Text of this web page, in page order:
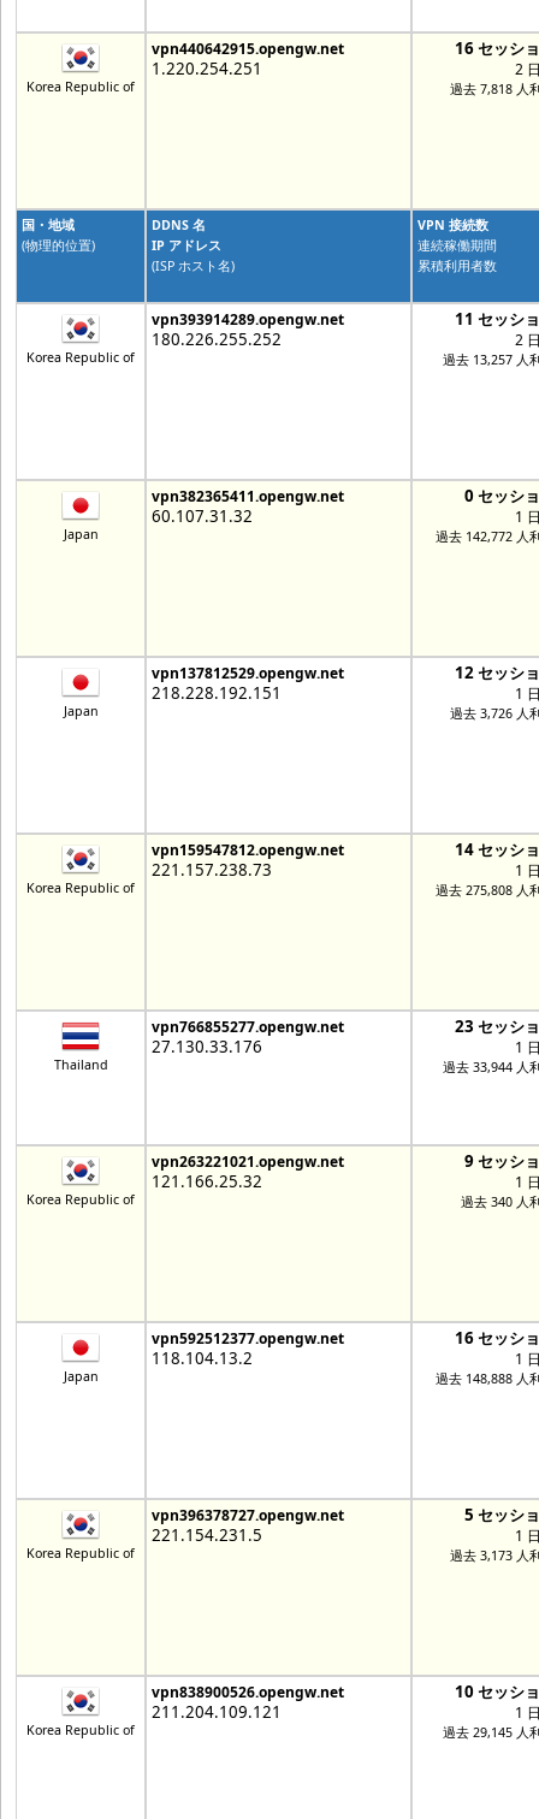
Korea Republic of
vpn440642915.opengw.net
1.220.254.251
16 セッシ
2
過去 7,818 人
国・地域
(物理的位置)
DDNS 名
IP アドレス
(ISP ホスト名)
VPN 接続数
連続稼働期間
累積利用者数
Korea Republic of
vpn393914289.opengw.net
180.226.255.252
11 セッシ
2
過去 13,257 人
Japan
vpn382365411.opengw.net
60.107.31.32
0 セッシ
1
過去 142,772 人
Japan
vpn137812529.opengw.net
218.228.192.151
12 セッシ
1
過去 3,726 人
Korea Republic of
vpn159547812.opengw.net
221.157.238.73
14 セッシ
1
過去 275,808 人
Thailand
vpn766855277.opengw.net
27.130.33.176
23 セッシ
1
過去 33,944 人
Korea Republic of
vpn263221021.opengw.net
121.166.25.32
9 セッシ
1
過去 340 人
Japan
vpn592512377.opengw.net
118.104.13.2
16 セッシ
1
過去 148,888 人
Korea Republic of
vpn396378727.opengw.net
221.154.231.5
5 セッシ
1
過去 3,173 人
Korea Republic of
vpn838900526.opengw.net
211.204.109.121
10 セッシ
1
過去 29,145 人